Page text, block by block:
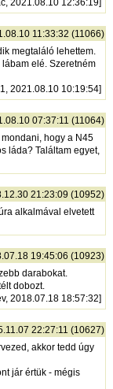
2021.08.10 12:36:19]
11:33:32 (11066)
megtaláló lehettem.
elé. Szeretném
2021.08.10 10:19:54]
07:37:11 (11064)
hogy a N45
láda? Találtam egyet,
21:23:09 (10952)
alkalmával elvetett
19:45:06 (10923)
darabokat.
dobozt.
2018.07.18 18:57:32]
22:27:11 (10627)
akkor tedd úgy
jár értük - mégis